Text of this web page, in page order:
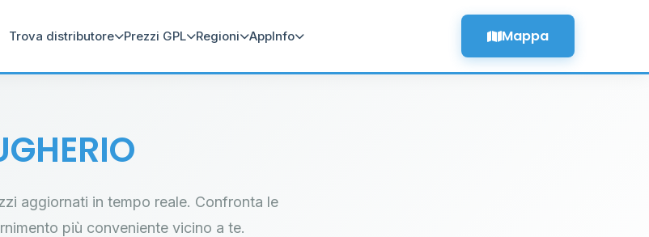
Trova distributore Prezzi GPL Regioni AppInfo Mappa
aggiornati in tempo reale. Confronta le
più conveniente vicino a te.